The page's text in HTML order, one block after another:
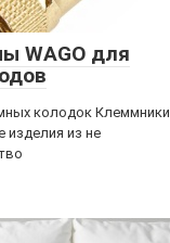
WAGO для
колодок Клеммники
изделия из не